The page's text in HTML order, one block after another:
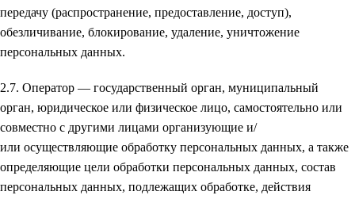
передачу (распространение, предоставление, доступ),
обезличивание, блокирование, удаление, уничтожение
персональных данных.
2.7. Оператор — государственный орган, муниципальный
орган, юридическое или физическое лицо, самостоятельно или
совместно с другими лицами организующие и/
или осуществляющие обработку персональных данных, а также
определяющие цели обработки персональных данных, состав
персональных данных, подлежащих обработке, действия